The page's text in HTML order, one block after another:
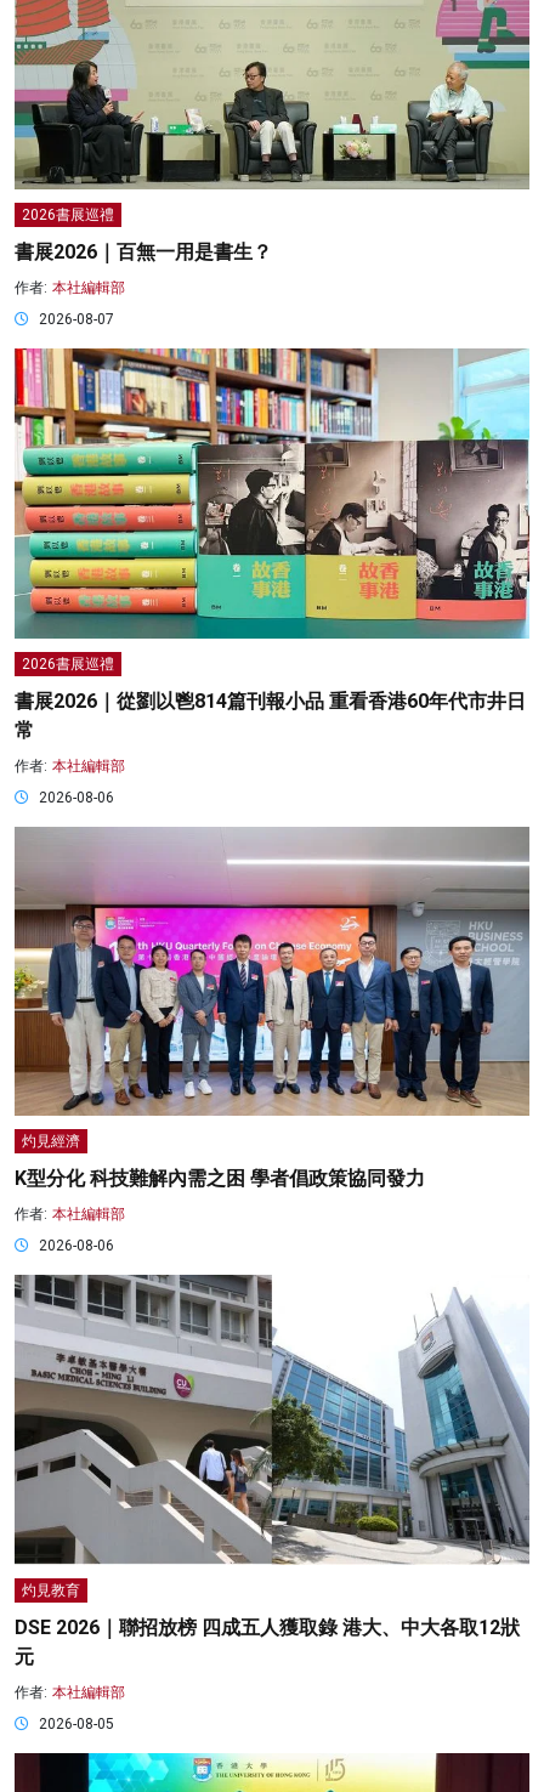
2026書展巡禮
書展2026｜百無一用是書生？
作者: 本社編輯部
2026-08-07
2026書展巡禮
書展2026｜從劉以鬯814篇刊報小品 重看香港60年代市井日
常
作者: 本社編輯部
2026-08-06
灼見經濟
K型分化 科技難解內需之困 學者倡政策協同發力
作者: 本社編輯部
2026-08-06
灼見教育
DSE 2026｜聯招放榜 四成五人獲取錄 港大、中大各取12狀
元
作者: 本社編輯部
2026-08-05